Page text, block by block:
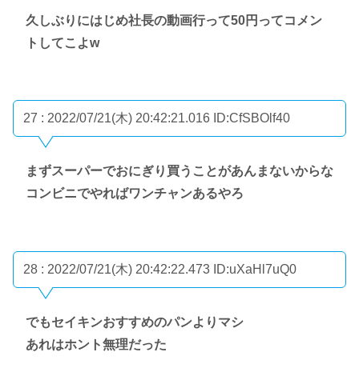
久しぶりにはじめ社長の動画行って50円ってコメン
トしてこよw
27 : 2022/07/21(木) 20:42:21.016 ID:CfSBOlf40
まずスーパーでおにぎり買うことがあんまないからな
コンビニでやればワンチャンあるやろ
28 : 2022/07/21(木) 20:42:22.473 ID:uXaHl7uQ0
でもセイキンおすすめのパンよりマシ
あれはホント無理だった